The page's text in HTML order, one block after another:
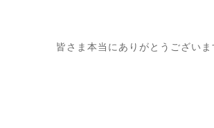
皆さま本当にありがとうございま